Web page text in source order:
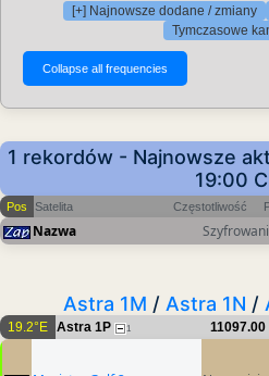
[+] Najnowsze dodane / zmiany
Tymczasowe
1 rekordów - Najnowsze
19:00
Pos Satelita Częstotliwość
Nazwa
Astra 1M / Astra 1N /
19.2°E Astra 1P 1 11097.00